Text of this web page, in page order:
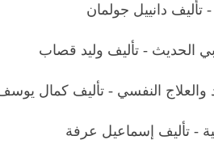
تأليف دانييل جولمان
الحديث - تأليف وليد قصاب
والعلاج النفسي - تأليف كمال
- تأليف إسماعيل عرفة